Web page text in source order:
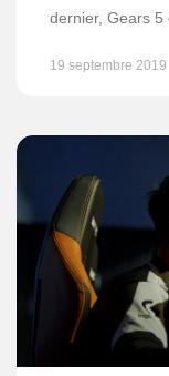
dernier, Gears 5
19 septembre 2019